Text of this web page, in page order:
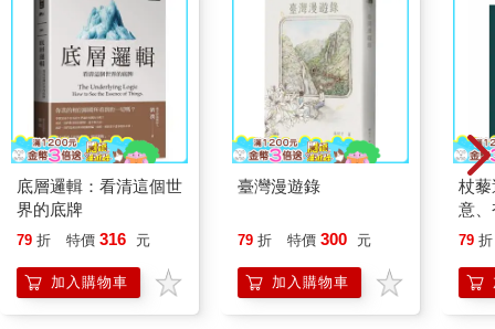
底層邏輯：看清這個世
界的底牌
79 折 特價 316 元
加入購物車
臺灣漫遊錄
79 折 特價 300 元
加入購物車
杖
意
恭
79 折